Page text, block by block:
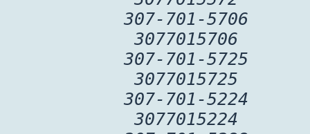
307-701-5706
3077015706
307-701-5725
3077015725
307-701-5224
3077015224